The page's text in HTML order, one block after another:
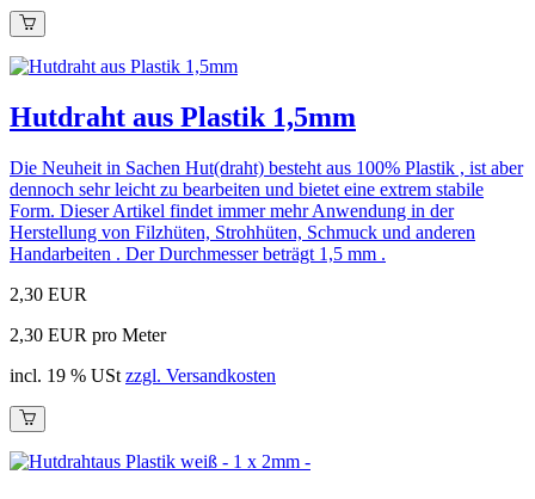
Hutdraht aus Plastik 1,5mm
Die Neuheit in Sachen Hut(draht) besteht aus 100% Plastik , ist aber
dennoch sehr leicht zu bearbeiten und bietet eine extrem stabile
Form. Dieser Artikel findet immer mehr Anwendung in der
Herstellung von Filzhüten, Strohhüten, Schmuck und anderen
Handarbeiten . Der Durchmesser beträgt 1,5 mm .
2,30 EUR
2,30 EUR pro Meter
incl. 19 % USt zzgl. Versandkosten